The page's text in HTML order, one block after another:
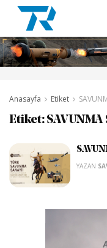
Anasayfa Etiket
Etiket:
YAZAN